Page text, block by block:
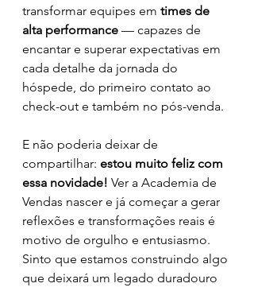
transformar equipes em times de
alta performance — capazes de
encantar e superar expectativas em
cada detalhe da jornada do
hóspede, do primeiro contato ao
check-out e também no pós-venda.
E não poderia deixar de
compartilhar: estou muito feliz com
essa novidade! Ver a Academia de
Vendas nascer e já começar a gerar
reflexões e transformações reais é
motivo de orgulho e entusiasmo.
Sinto que estamos construindo algo
que deixará um legado duradouro